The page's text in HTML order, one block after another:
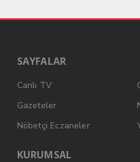
SAYFALAR
Canlı TV
Gazeteler
Nöbetçi Eczaneler
KURUMSAL